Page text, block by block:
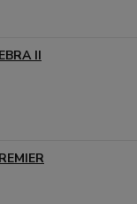
II